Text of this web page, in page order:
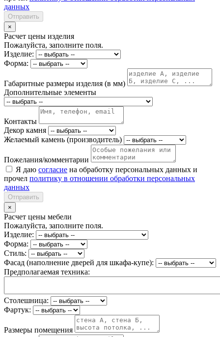
данных
Отправить
×
Расчет цены изделия
Пожалуйста, заполните поля.
Изделие:
Форма:
Габаритные размеры изделия (в мм)
Дополнительные элементы
Контакты
Декор камня
Желаемый камень (производитель)
Пожелания/комментарии
Я даю согласие на обработку персональных данных и
прочел политику в отношении обработки персональных
данных
Отправить
×
Расчет цены мебели
Пожалуйста, заполните поля.
Изделие:
Форма:
Стиль:
Фасад (наполнение дверей для шкафа-купе):
Предполагаемая техника:
Столешница:
Фартук:
Размеры помещения